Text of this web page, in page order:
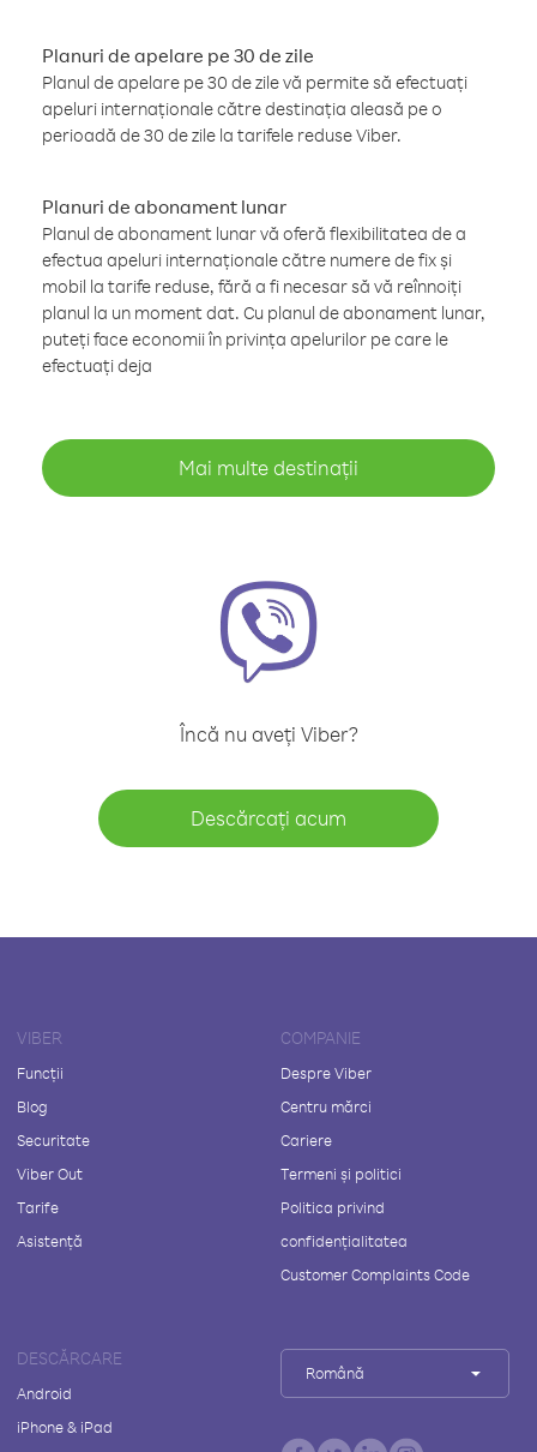
Planuri de apelare pe 30 de zile
Planul de apelare pe 30 de zile vă permite să efectuați
apeluri internaționale către destinația aleasă pe o
perioadă de 30 de zile la tarifele reduse Viber.
Planuri de abonament lunar
Planul de abonament lunar vă oferă flexibilitatea de a
efectua apeluri internaționale către numere de fix și
mobil la tarife reduse, fără a fi necesar să vă reînnoiți
planul la un moment dat. Cu planul de abonament lunar,
puteți face economii în privința apelurilor pe care le
efectuați deja
Mai multe destinații
Încă nu aveți Viber?
Descărcați acum
VIBER
Funcții
Blog
Securitate
Viber Out
Tarife
Asistență
COMPANIE
Despre Viber
Centru mărci
Cariere
Termeni și politici
Politica privind
confidențialitatea
Customer Complaints Code
DESCĂRCARE
Android
iPhone & iPad
Română